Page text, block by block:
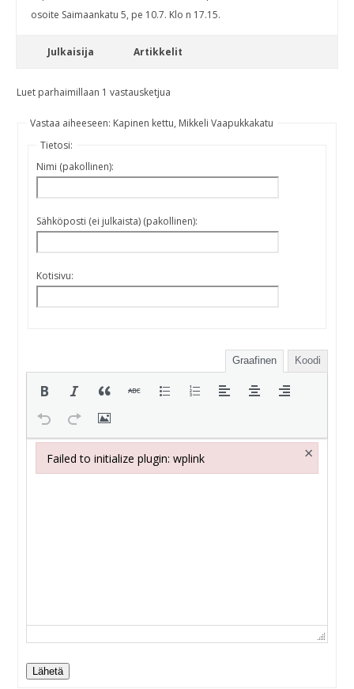
osoite Saimaankatu 5, pe 10.7. Klo n 17.15.
Julkaisija Artikkelit
Luet parhaimillaan 1 vastausketjua
Vastaa aiheeseen: Kapinen kettu, Mikkeli Vaapukkakatu
Tietosi:
Nimi (pakollinen):
Sähköposti (ei julkaista) (pakollinen):
Kotisivu:
Graafinen Koodi
Lähetä
Failed to initialize plugin: wplink ×
Failed to initialize plugin: wplink